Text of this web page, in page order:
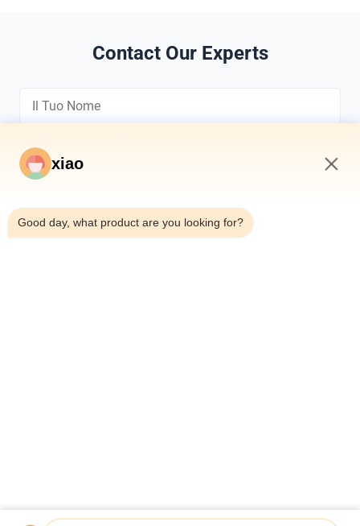
Contact Our Experts
*
© 2026 Guoyue Hydraulic Equipment Manufacturing (jiangsu) Co., Ltd. All
xiao
Good day, what product are you looking for?